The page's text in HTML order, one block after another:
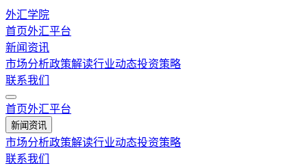
外汇学院
首页外汇平台
新闻资讯
市场分析政策解读行业动态投资策略
联系我们
首页外汇平台
新闻资讯
市场分析政策解读行业动态投资策略
联系我们